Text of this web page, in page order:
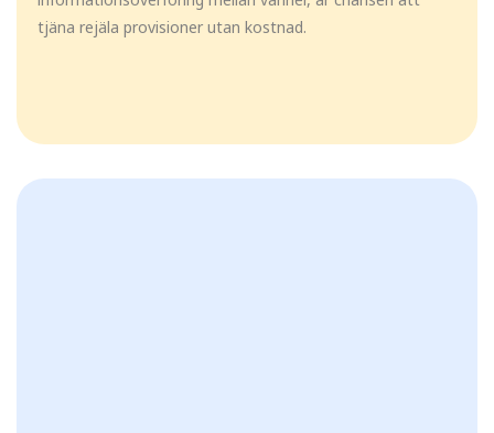
tjäna rejäla provisioner utan kostnad.